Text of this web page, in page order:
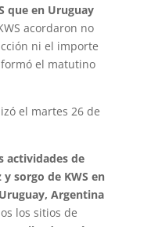
que en Uruguay
acordaron no
ni el importe
el matutino
el martes 26 de
actividades de
sorgo de KWS en
Argentina
los sitios de